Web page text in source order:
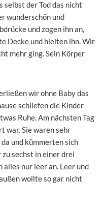
selbst der Tod das nicht
wunderschön und
und zogen ihn an,
Decke und hielten ihn. Wir
mehr ging. Sein Körper
wir ohne Baby das
schliefen die Kinder
Ruhe. Am nächsten Tag
war. Sie waren sehr
und kümmerten sich
sechst in einer drei
nur leer an. Leer und
wollte so gar nicht